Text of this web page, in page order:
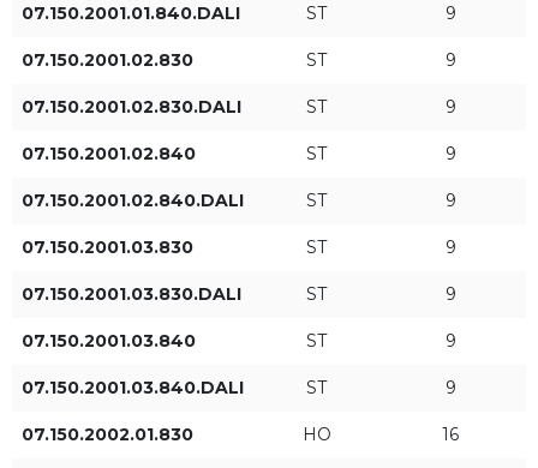
Длина L [мм] Диаметр [мм]
ST
[Вт]
07.150.2001.01.840.DALI ST 9
07.150.2001.02.830 ST 9
07.150.2001.02.830.DALI ST 9
07.150.2001.02.840 ST 9
07.150.2001.02.840.DALI ST 9
07.150.2001.03.830 ST 9
07.150.2001.03.830.DALI ST 9
07.150.2001.03.840 ST 9
07.150.2001.03.840.DALI ST 9
07.150.2002.01.830 HO 16